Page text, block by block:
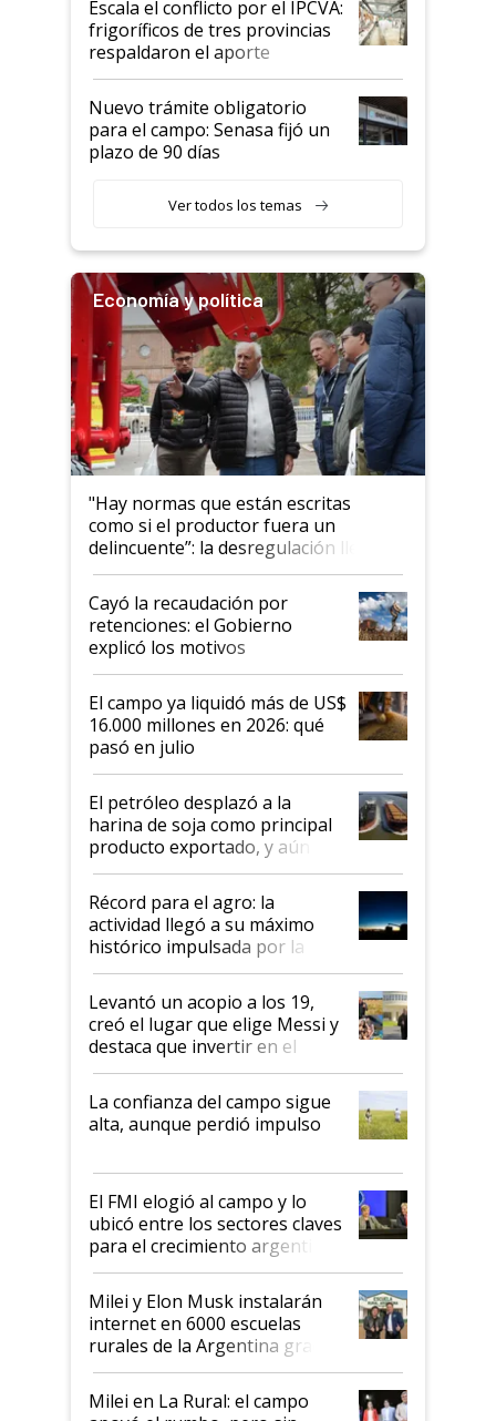
animales: "Mientras me
descalificaban, yo seguí
haciendo currículum"
Escala el conflicto por el IPCVA:
frigoríficos de tres provincias
respaldaron el aporte
obligatorio
Nuevo trámite obligatorio
para el campo: Senasa fijó un
plazo de 90 días
Ver todos los temas
Economía y política
"Hay normas que están escritas
como si el productor fuera un
delincuente”: la desregulación llegó
al Congreso Aapresid y hasta se
habló del financiamiento al IPCVA
Cayó la recaudación por
retenciones: el Gobierno
explicó los motivos
El campo ya liquidó más de US$
16.000 millones en 2026: qué
pasó en julio
El petróleo desplazó a la
harina de soja como principal
producto exportado, y aún así
el agro aportó casi seis de cada
diez dólares y sostuvo el
liderazgo en un semestre
récord
Récord para el agro: la
actividad llegó a su máximo
histórico impulsada por la
cosecha y las exportaciones
Levantó un acopio a los 19,
creó el lugar que elige Messi y
destaca que invertir en el
kirchnerismo era como "darle
plata a un hijo para droga":
Juan Félix Rossetti, el libertario
que de una dura crisis salió
de Milei
La confianza del campo sigue
alta, aunque perdió impulso
El FMI elogió al campo y lo
ubicó entre los sectores claves
para el crecimiento argentino
Milei y Elon Musk instalarán
internet en 6000 escuelas
rurales de la Argentina gracias
a un acuerdo con Starlink
Milei en La Rural: el campo